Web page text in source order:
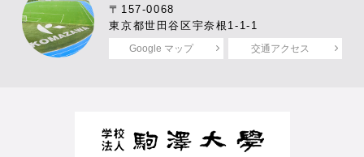
〒157-0068
東京都世田谷区宇奈根1-1-1
Google マップ 交通アクセス